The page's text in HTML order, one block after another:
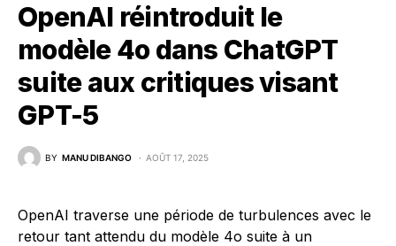
OpenAI réintroduit le
modèle 4o dans ChatGPT
suite aux critiques visant
GPT-5
BY MANU DIBANGO AOÛT 17, 2025
OpenAI traverse une période de turbulences avec le
retour tant attendu du modèle 4o suite à un